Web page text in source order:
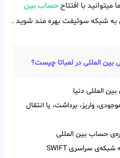
با افتتاححساب بین
به شبکه سوئیفت بهره مند شوید .
المللی در لمباتا چیست؟
واریز، برداشت، یا انتقال